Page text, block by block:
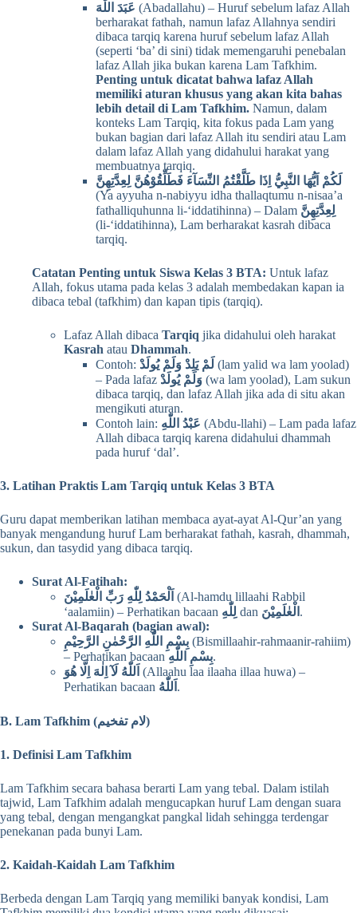
عَبَدَ اللّٰهَ (Abadallahu) – Huruf sebelum lafaz Allah
berharakat fathah, namun lafaz Allahnya sendiri
dibaca tarqiq karena huruf sebelum lafaz Allah
(seperti ‘ba’ di sini) tidak memengaruhi penebalan
lafaz Allah jika bukan karena Lam Tafkhim.
Penting untuk dicatat bahwa lafaz Allah
memiliki aturan khusus yang akan kita bahas
lebih detail di Lam Tafkhim. Namun, dalam
konteks Lam Tarqiq, kita fokus pada Lam yang
bukan bagian dari lafaz Allah itu sendiri atau Lam
dalam lafaz Allah yang didahului harakat yang
membuatnya tarqiq.
لَكُمْ اَيُّهَا النَّبِيُّ اِذَا طَلَّقْتُمُ النِّسَآءَ فَطَلِّقُوْهُنَّ لِعِدَّتِهِنَّ
(Ya ayyuha n-nabiyyu idha thallaqtumu n-nisaa’a
fathalliquhunna li-‘iddatihinna) – Dalam لِعِدَّتِهِنَّ
(li-‘iddatihinna), Lam berharakat kasrah dibaca
tarqiq.
Catatan Penting untuk Siswa Kelas 3 BTA: Untuk lafaz
Allah, fokus utama pada kelas 3 adalah membedakan kapan ia
dibaca tebal (tafkhim) dan kapan tipis (tarqiq).
Lafaz Allah dibaca Tarqiq jika didahului oleh harakat
Kasrah atau Dhammah.
Contoh: لَمْ يَلِدْ وَلَمْ يُولَدْ (lam yalid wa lam yoolad)
– Pada lafaz وَلَمْ يُولَدْ (wa lam yoolad), Lam sukun
dibaca tarqiq, dan lafaz Allah jika ada di situ akan
mengikuti aturan.
Contoh lain: عَبْدُ اللّٰهِ (Abdu-llahi) – Lam pada lafaz
Allah dibaca tarqiq karena didahului dhammah
pada huruf ‘dal’.
3. Latihan Praktis Lam Tarqiq untuk Kelas 3 BTA
Guru dapat memberikan latihan membaca ayat-ayat Al-Qur’an yang
banyak mengandung huruf Lam berharakat fathah, kasrah, dhammah,
sukun, dan tasydid yang dibaca tarqiq.
Surat Al-Fatihah:
اَلْحَمْدُ لِلّٰهِ رَبِّ الْعٰلَمِيْنَ (Al-hamdu lillaahi Rabbil
‘aalamiin) – Perhatikan bacaan لِلّٰهِ dan الْعٰلَمِيْنَ .
Surat Al-Baqarah (bagian awal):
بِسْمِ اللّٰهِ الرَّحْمٰنِ الرَّحِيْمِ (Bismillaahir-rahmaanir-rahiim)
– Perhatikan bacaan بِسْمِ اللّٰهِ.
اَللّٰهُ لَآ اِلٰهَ اِلَّا هُوَ (Allaahu laa ilaaha illaa huwa) –
Perhatikan bacaan اَللّٰهُ .
B. Lam Tafkhim (لام تفخيم)
1. Definisi Lam Tafkhim
Lam Tafkhim secara bahasa berarti Lam yang tebal. Dalam istilah
tajwid, Lam Tafkhim adalah mengucapkan huruf Lam dengan suara
yang tebal, dengan mengangkat pangkal lidah sehingga terdengar
penekanan pada bunyi Lam.
2. Kaidah-Kaidah Lam Tafkhim
Berbeda dengan Lam Tarqiq yang memiliki banyak kondisi, Lam